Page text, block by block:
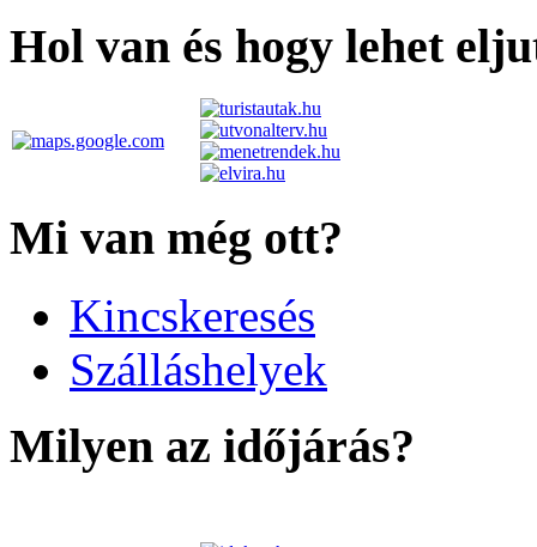
Hol van és hogy lehet
Mi van még ott?
Kincskeresés
Szálláshelyek
Milyen az időjárás?